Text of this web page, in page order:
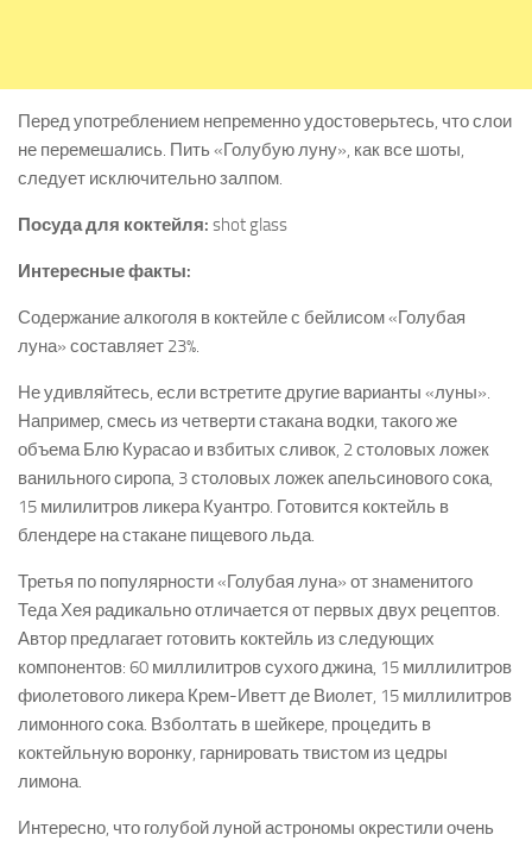
Перед употреблением непременно удостоверьтесь, что слои
не перемешались. Пить «Голубую луну», как все шоты,
следует исключительно залпом.
Посуда для коктейля: shot glass
Интересные факты:
Содержание алкоголя в коктейле с бейлисом «Голубая
луна» составляет 23%.
Не удивляйтесь, если встретите другие варианты «луны».
Например, смесь из четверти стакана водки, такого же
объема Блю Курасао и взбитых сливок, 2 столовых ложек
ванильного сиропа, 3 столовых ложек апельсинового сока,
15 милилитров ликера Куантро. Готовится коктейль в
блендере на стакане пищевого льда.
Третья по популярности «Голубая луна» от знаменитого
Теда Хея радикально отличается от первых двух рецептов.
Автор предлагает готовить коктейль из следующих
компонентов: 60 миллилитров сухого джина, 15 миллилитров
фиолетового ликера Крем-Иветт де Виолет, 15 миллилитров
лимонного сока. Взболтать в шейкере, процедить в
коктейльную воронку, гарнировать твистом из цедры
лимона.
Интересно, что голубой луной астрономы окрестили очень